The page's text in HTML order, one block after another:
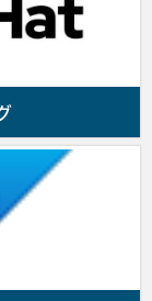
求書に指
込んで支
込に要す
い場合、
。